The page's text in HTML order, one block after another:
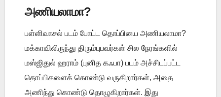
அணியலாமா?
பள்ளிவாசல் படம் போட்ட தொப்பியை அணியலாமா?
மக்காவிலிருந்து திரும்புபவர்கள் சில நேரங்களில்
மஸ்ஜிதுல் ஹராம் (புனித கஃபா) படம் அச்சிடப்பட்ட
தொப்பிகளைக் கொண்டு வருகிறார்கள், அதை
அணிந்து கொண்டு தொழுகிறார்கள். இது